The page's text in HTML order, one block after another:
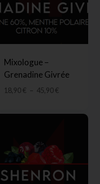
Mixologue –
Grenadine Givrée
18,90€ – 45,90€